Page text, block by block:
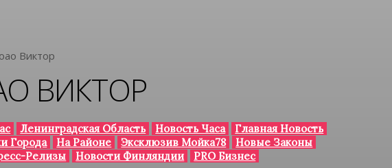
Виктор
ВИКТОР
Ленинградская Область Новость Часа
Главная Новость
Города
На Районе Эксклюзив Мойка78
Новые Законы
Релизы Новости Финляндии PRO Бизнес